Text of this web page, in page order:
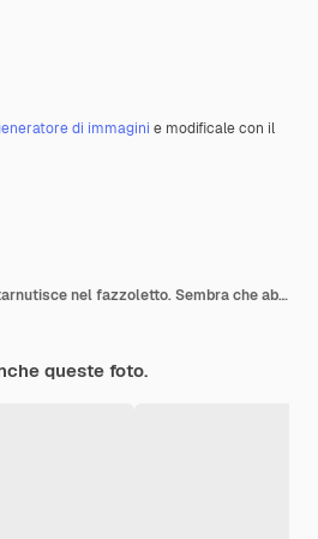
di immagini e modificale con il
La vecchia malata starnutisce nel fazzoletto. Sembra che abbia preso un po 'di freddo. Deve avere un trattamento per stare meglio. Avvicinamento. Isolato su bianco
queste foto.